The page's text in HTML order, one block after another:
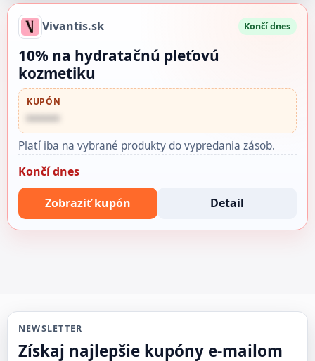
Vivantis.sk Končí dnes
10% na hydratačnú pleťovú
kozmetiku
KUPÓN
••••••
Platí iba na vybrané produkty do vypredania zásob.
Končí dnes
Zobraziť kupón Detail
NEWSLETTER
Získaj najlepšie kupóny e-mailom